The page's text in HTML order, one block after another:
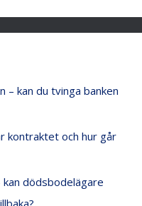
kan du tvinga banken
kontraktet och hur går
dödsbodelägare